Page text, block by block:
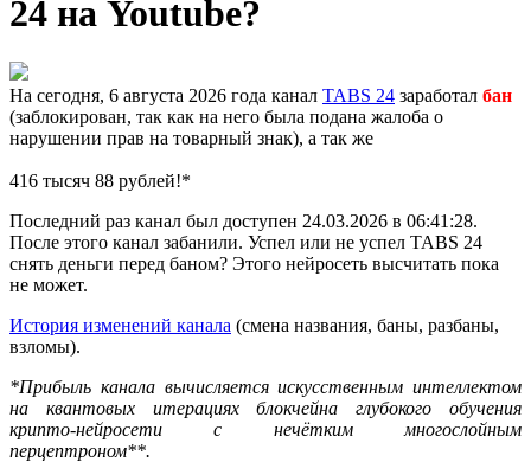
24 на Youtube?
На сегодня, 6 августа 2026 года канал TABS 24 заработал бан
(заблокирован, так как на него была подана жалоба о
нарушении прав на товарный знак), а так же
0 миллионов
416 тысяч 88 рублей!*
Последний раз канал был доступен 24.03.2026 в 06:41:28.
После этого канал забанили. Успел или не успел TABS 24
снять деньги перед баном? Этого нейросеть высчитать пока
не может.
История изменений канала (смена названия, баны, разбаны,
взломы).
*Прибыль канала вычисляется искусственным интеллектом
на квантовых итерациях блокчейна глубокого обучения
крипто-нейросети с нечётким многослойным
перцептроном**.